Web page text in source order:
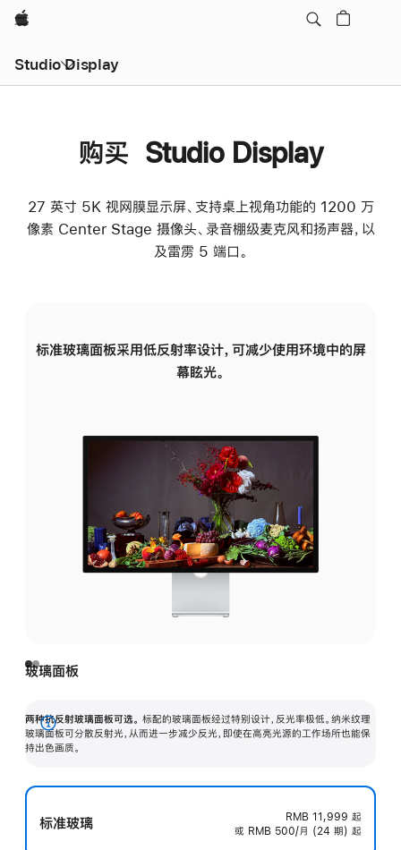
Apple
Studio Display
购买 Studio Display
27 英寸 5K 视网膜显示屏、支持桌上视角功能的 1200 万
像素 Center Stage 摄像头、录音棚级麦克风和扬声器，以
及雷雳 5 端口。
标准玻璃面板采用低反射率设计，可减少使用环境中的屏
幕眩光。
玻璃面板
两种抗反射玻璃面板可选。 标配的玻璃面板经过特别设计，反光率极低。纳米纹理
玻璃面板可分散反射光，从而进一步减少反光，即使在高亮光源的工作场所也能保
持出色画质。
展
开
标准玻璃 RMB 11,999 起
或 RMB 500/月 (24 期) 起